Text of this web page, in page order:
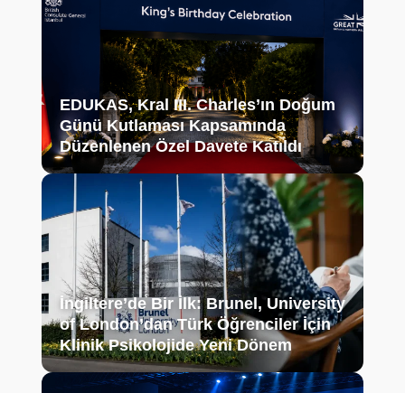
EDUKAS, Kral III. Charles’ın Doğum
Günü Kutlaması Kapsamında
Düzenlenen Özel Davete Katıldı
İngiltere’de Bir İlk: Brunel, University
of London’dan Türk Öğrenciler İçin
Klinik Psikolojide Yeni Dönem